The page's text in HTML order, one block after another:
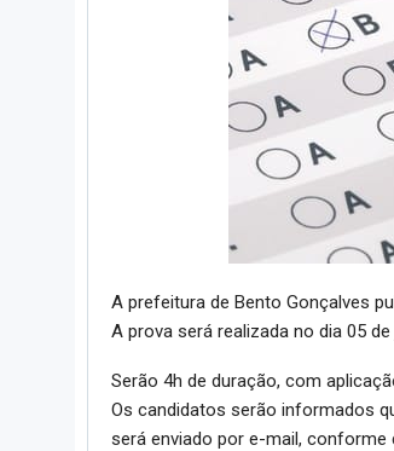
A prefeitura de Bento Gonçalves
A prova será realizada no dia 05
Serão 4h de duração, com
Os candidatos serão informados
será enviado por e-mail,